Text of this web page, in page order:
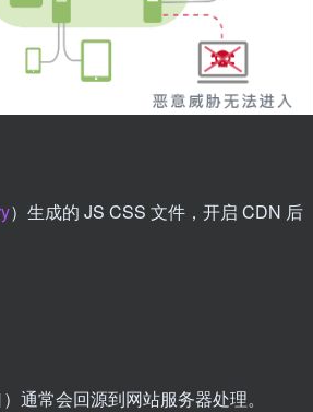
）生成的 JS CSS 文件，开启 CDN 后
通常会回源到网站服务器处理。